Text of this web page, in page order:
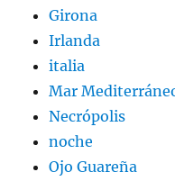
Girona
Irlanda
italia
Mar
Necrópolis
noche
Ojo Guareña